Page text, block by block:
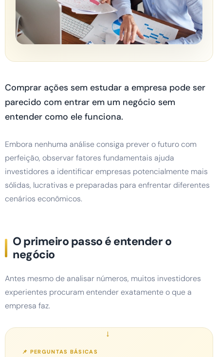
Comprar ações sem estudar a empresa pode ser
parecido com entrar em um negócio sem
entender como ele funciona.
Embora nenhuma análise consiga prever o futuro com
perfeição, observar fatores fundamentais ajuda
investidores a identificar empresas potencialmente mais
sólidas, lucrativas e preparadas para enfrentar diferentes
cenários econômicos.
O primeiro passo é entender o
negócio
Antes mesmo de analisar números, muitos investidores
experientes procuram entender exatamente o que a
empresa faz.
📌 PERGUNTAS BÁSICAS
→